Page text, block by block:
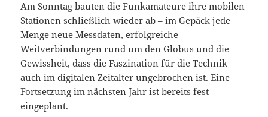
Am Sonntag bauten die Funkamateure ihre mobilen
Stationen schließlich wieder ab – im Gepäck jede
Menge neue Messdaten, erfolgreiche
Weitverbindungen rund um den Globus und die
Gewissheit, dass die Faszination für die Technik
auch im digitalen Zeitalter ungebrochen ist. Eine
Fortsetzung im nächsten Jahr ist bereits fest
eingeplant.